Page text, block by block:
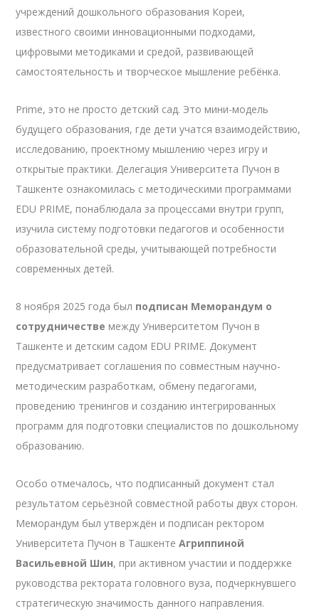
учреждений дошкольного образования Кореи,
известного своими инновационными подходами,
цифровыми методиками и средой, развивающей
самостоятельность и творческое мышление ребёнка.
Prime, это не просто детский сад. Это мини-модель
будущего образования, где дети учатся взаимодействию,
исследованию, проектному мышлению через игру и
открытые практики. Делегация Университета Пучон в
Ташкенте ознакомилась с методическими программами
EDU PRIME, понаблюдала за процессами внутри групп,
изучила систему подготовки педагогов и особенности
образовательной среды, учитывающей потребности
современных детей.
8 ноября 2025 года был подписан Меморандум о
сотрудничестве между Университетом Пучон в
Ташкенте и детским садом EDU PRIME. Документ
предусматривает соглашения по совместным научно-
методическим разработкам, обмену педагогами,
проведению тренингов и созданию интегрированных
программ для подготовки специалистов по дошкольному
образованию.
Особо отмечалось, что подписанный документ стал
результатом серьёзной совместной работы двух сторон.
Меморандум был утверждён и подписан ректором
Университета Пучон в ТашкентеАгриппиной
Васильевной Шин, при активном участии и поддержке
руководства ректората головного вузa, подчеркнувшего
стратегическую значимость данного направления.